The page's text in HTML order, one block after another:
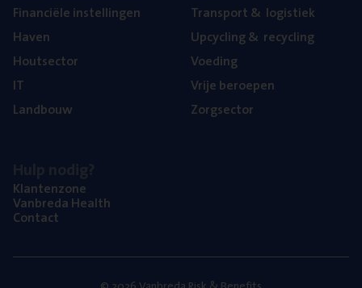
Finan­ci­ë­le instellingen
Haven
Hout­sec­tor
IT
Land­bouw
Trans­port& logistiek
Upcy­cling& recycling
Voe­ding
Vrije beroe­pen
Zorg­sec­tor
Klan­ten­zo­ne
Van­b­re­da Health
Con­tact